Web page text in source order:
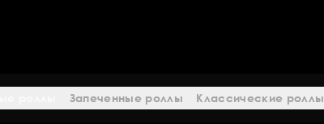
Запеченные роллы Классические роллы